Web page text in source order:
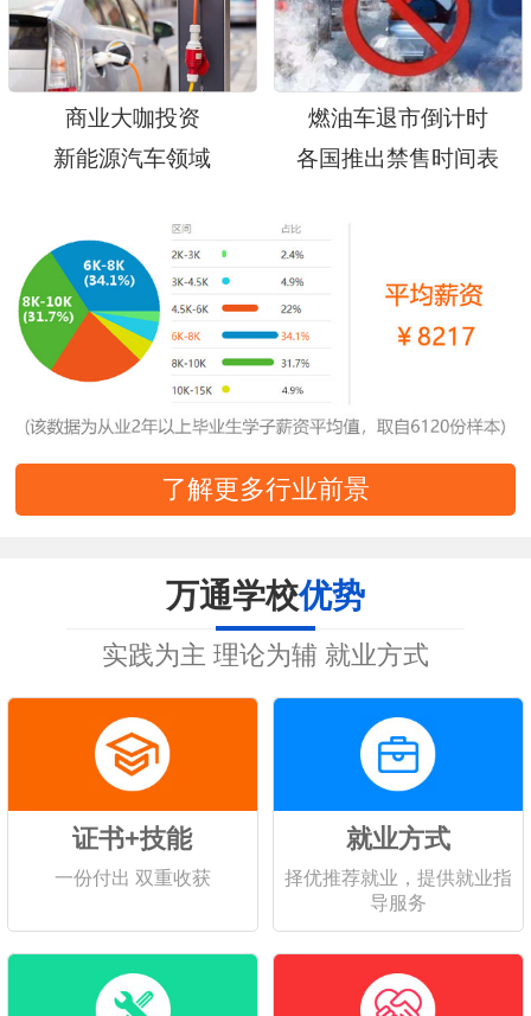
商业大咖投资
新能源汽车领域
燃油车退市倒计时
各国推出禁售时间表
了解更多行业前景
万通学校优势
实践为主 理论为辅 就业方式
证书+技能
一份付出 双重收获
就业方式
择优推荐就业，提供就业指
导服务